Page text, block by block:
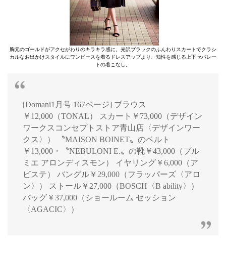
胸元のゴールドがアクセがわりのキラキラ感に。光沢ブラックのふんわりスカートでクラシ
カルなお出かけスタイルにワンピースを着るドレスアップより、知性を感じる上下セパレー
トの着こなし。
[Domani1月号 167ページ] ブラウス
￥12,000（TONAL） スカート￥73,000（デザイン
ワークスコンセプトストア青山店〈デザインワー
クス〉） 〝MAISON BOINET〟のベルト
￥13,000・〝NEBULONI E.〟の靴￥43,000（プル
ミエ アロンディスモン） イヤリング￥6,000（ア
ビステ） バングル￥29,000（フラッパーズ〈アロ
ン〉） ストール￥27,000（BOSCH〈B ability〉）
バッグ￥37,000（ショールーム セッション
〈AGACIC〉）